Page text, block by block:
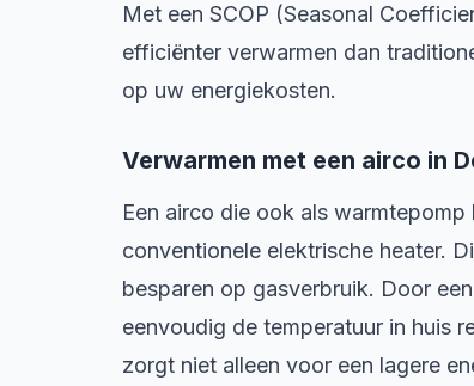
Met een SCOP (Seasonal
efficiënter verwarmen dan
op uw energiekosten.
Verwarmen met een airco in
Een airco die ook als
conventionele elektrische heater.
besparen op gasverbruik. Door
eenvoudig de temperatuur in huis
zorgt niet alleen voor een lagere